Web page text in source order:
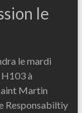
le
le mardi
à
Martin
Responsabiltiy